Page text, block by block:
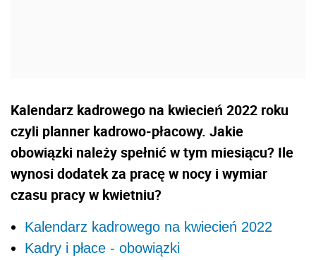
Kalendarz kadrowego na kwiecień 2022 roku
czyli planner kadrowo-płacowy. Jakie
obowiązki należy spełnić w tym miesiącu? Ile
wynosi dodatek za pracę w nocy i wymiar
czasu pracy w kwietniu?
Kalendarz kadrowego na kwiecień 2022
Kadry i płace - obowiązki